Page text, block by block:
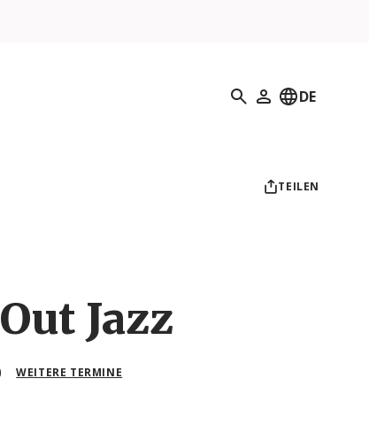
Suchen
Mein Profil
DE
TEILEN
Jazz
WEITERE TERMINE